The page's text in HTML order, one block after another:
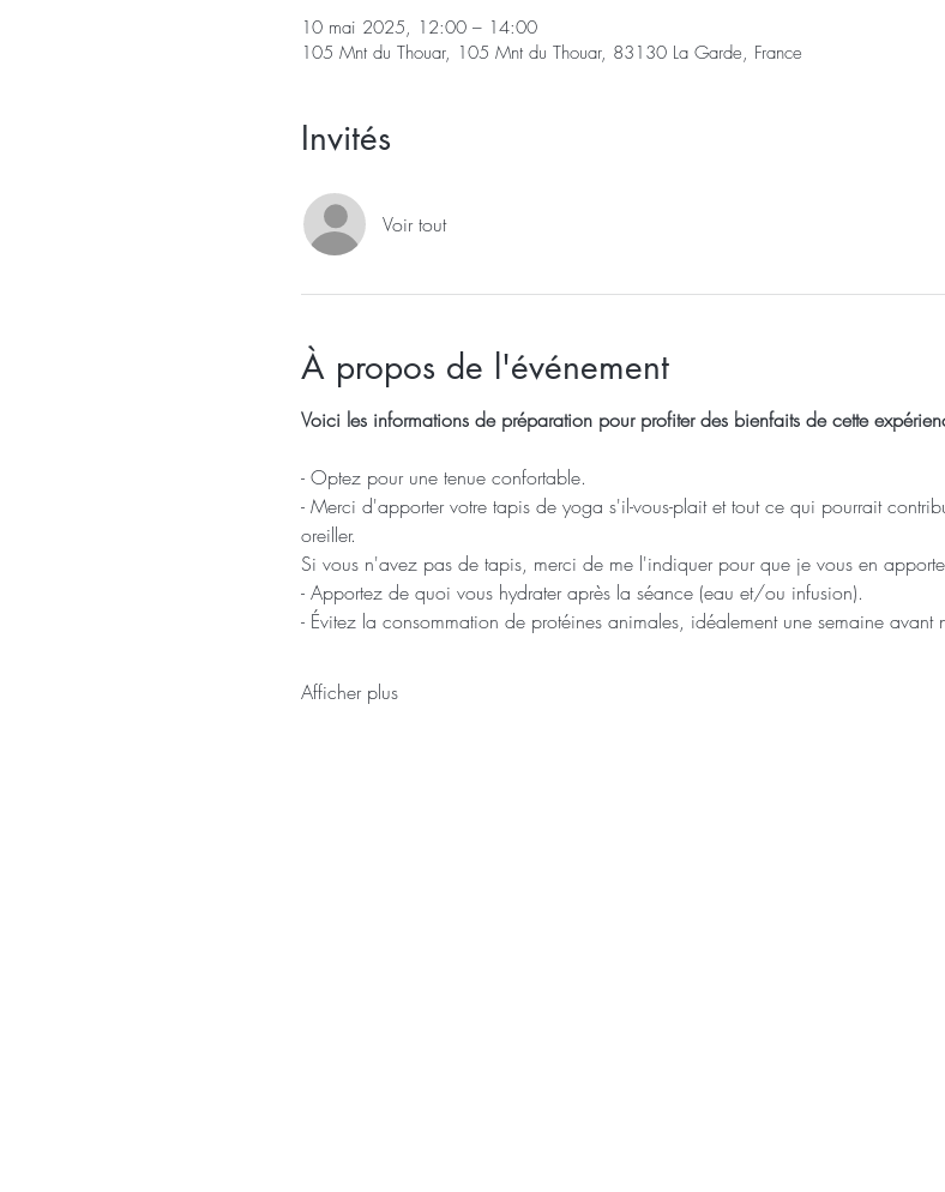
10 mai 2025, 12:00 – 14:00
105 Mnt du Thouar, 105 Mnt du Thouar, 83130 La Garde, France
Invités
Voir tout
À propos de l'événement
Voici les informations de préparation pour profiter des bienfaits de cette
- Optez pour une tenue confortable.
- Merci d'apporter votre tapis de yoga s'il-vous-plait et tout ce qui pourrait
oreiller.
Si vous n'avez pas de tapis, merci de me l'indiquer pour que je vous en
- Apportez de quoi vous hydrater après la séance (eau et/ou infusion).
- Évitez la consommation de protéines animales, idéalement une semaine
Afficher plus